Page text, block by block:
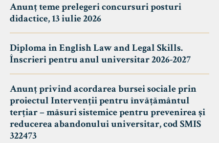
Anunț teme prelegeri concursuri posturi
didactice, 13 iulie 2026
Diploma in English Law and Legal Skills.
Înscrieri pentru anul universitar 2026-2027
Anunț privind acordarea bursei sociale prin
proiectul Intervenții pentru învățământul
terțiar – măsuri sistemice pentru prevenirea și
reducerea abandonului universitar, cod SMIS
322473